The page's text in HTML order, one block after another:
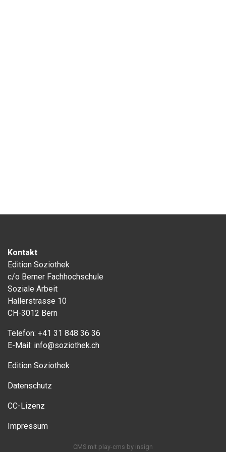
Kontakt
Edition Soziothek
c/o Berner Fachhochschule
Soziale Arbeit
Hallerstrasse 10
CH-3012 Bern
Telefon: +41 31 848 36 36
E-Mail: info@soziothek.ch
Edition Soziothek
Datenschutz
CC-Lizenz
Impressum
CMS mit play-cms by insign